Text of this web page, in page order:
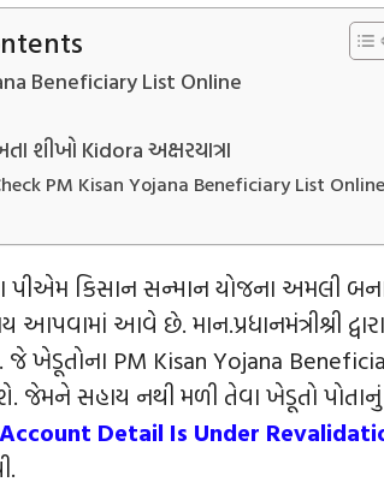
Beneficiary List Online
શીખો Kidora અક્ષરયાત્રા
PM Kisan Yojana Beneficiary List Online
પીએમ કિસાન સન્માન યોજના અમલી
આપવામાં આવે છે. માન.પ્રધાનમંત્રીશ્રી દ્વારા
જે ખેડૂતોના PM Kisan Yojana
જેમને સહાય નથી મળી તેવા ખેડૂતો પોતાનું
Account Detail Is Under